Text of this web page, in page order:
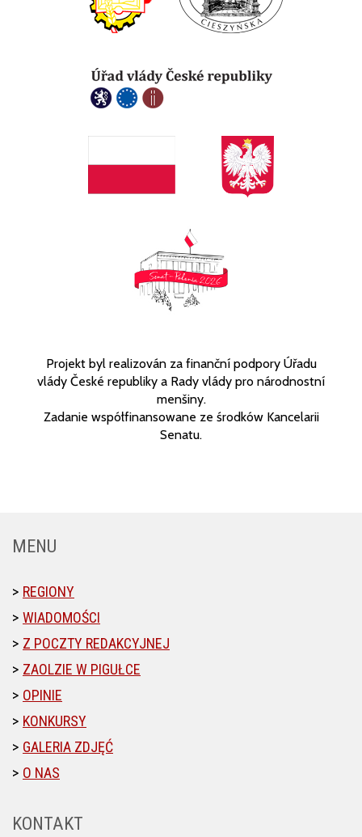
Projekt byl realizován za finanční podpory Úřadu
vlády České republiky a Rady vlády pro národnostní
menšiny.
Zadanie współfinansowane ze środków Kancelarii
Senatu.
MENU
REGIONY
WIADOMOŚCI
Z POCZTY REDAKCYJNEJ
ZAOLZIE W PIGUŁCE
OPINIE
KONKURSY
GALERIA ZDJĘĆ
O NAS
KONTAKT